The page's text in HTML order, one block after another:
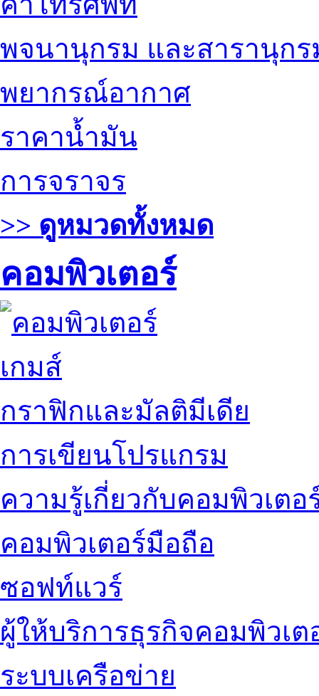
พจนานุกรม และสารานุกร
พยากรณ์อากาศ
ราคาน้ำมัน
การจราจร
>> ดูหมวดทั้งหมด
คอมพิวเตอร์
เกมส์
กราฟิกและมัลติมีเดีย
การเขียนโปรแกรม
ความรู้เกี่ยวกับคอมพิวเตอ
คอมพิวเตอร์มือถือ
ซอฟท์แวร์
ผู้ให้บริการธุรกิจคอมพิวเต
ระบบเครือข่าย